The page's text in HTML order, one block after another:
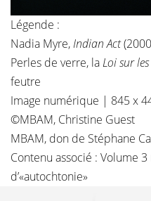
Légende :
Nadia Myre,Indian Act
Perles de verre, laLoi sur
feutre
Image numérique | 845 x
©MBAM, Christine Guest
MBAM, don de Stéphane
Contenu associé : Volume 3
d’«autochtonie»